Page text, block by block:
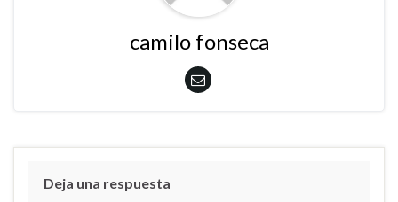
camilo fonseca
Deja una respuesta